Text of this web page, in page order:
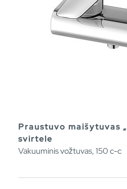
Praustuvo maišytuvas
svirtele
Vakuuminis vožtuvas, 150 c-c